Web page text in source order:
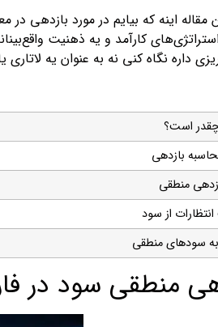
اینه که بیایم در مورد بازدهی
کارآمد و یه ذهنیت
داره نگاه کنی نه به عنوان یه لاتاری
است؟
بازدهی
منطقی
از سود
سودهای منطقی
منطقی سود در